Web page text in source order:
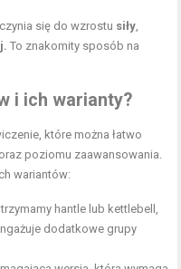
się do wzrostu siły,
To znakomity sposób na
i ich warianty?
które można łatwo
poziomu zaawansowania.
wariantów:
hantle lub kettlebell,
dodatkowe grupy